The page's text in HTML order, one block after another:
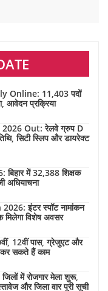
Online: 11,403 पदों
आवेदन प्रक्रिया
Out: रेलवे ग्रुप D
सिटी स्लिप और डायरेक्ट
में 32,388 शिक्षक
अधियाचना
इंटर स्पॉट नामांकन
विशेष अवसर
12वीं पास, ग्रेजुएट और
कर सकते हैं काम
में रोजगार मेला शुरू,
और जिला वार पूरी सूची